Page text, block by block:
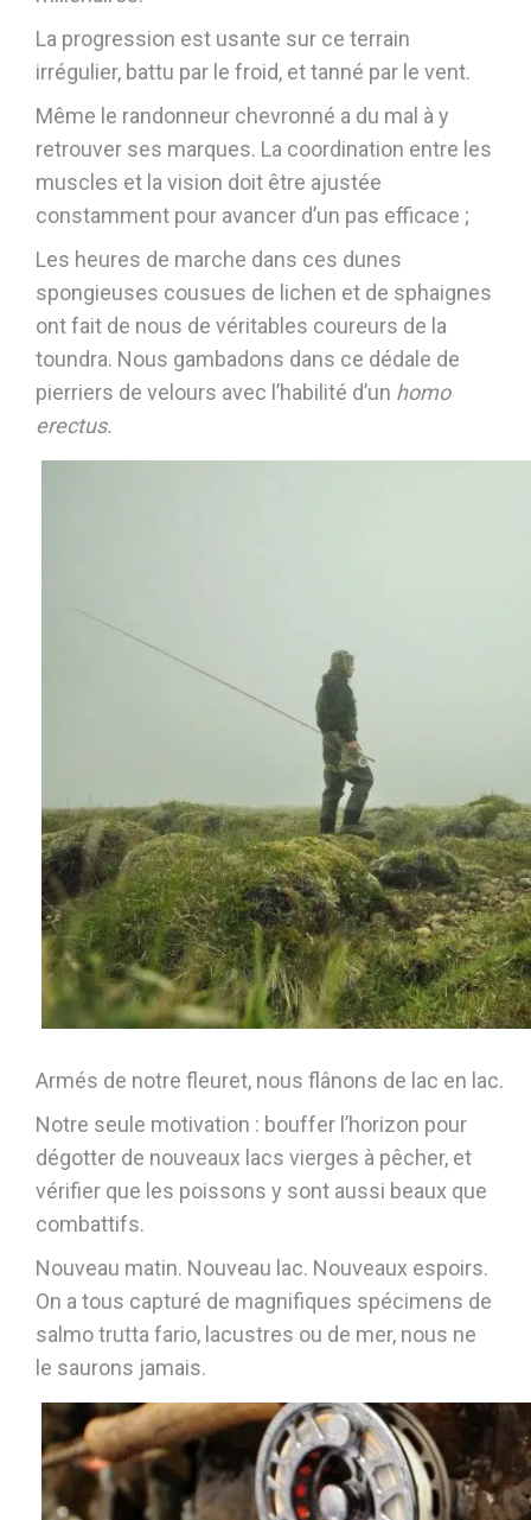
La progression est usante sur ce terrain
irrégulier, battu par le froid, et tanné par le vent.
Même le randonneur chevronné a du mal à y
retrouver ses marques. La coordination entre les
muscles et la vision doit être ajustée
constamment pour avancer d’un pas efficace ;
Les heures de marche dans ces dunes
spongieuses cousues de lichen et de sphaignes
ont fait de nous de véritables coureurs de la
toundra. Nous gambadons dans ce dédale de
pierriers de velours avec l’habilité d’un homo
erectus.
Armés de notre fleuret, nous flânons de lac en lac.
Notre seule motivation : bouffer l’horizon pour
dégotter de nouveaux lacs vierges à pêcher, et
vérifier que les poissons y sont aussi beaux que
combattifs.
Nouveau matin. Nouveau lac. Nouveaux espoirs.
On a tous capturé de magnifiques spécimens de
salmo trutta fario, lacustres ou de mer, nous ne
le saurons jamais.